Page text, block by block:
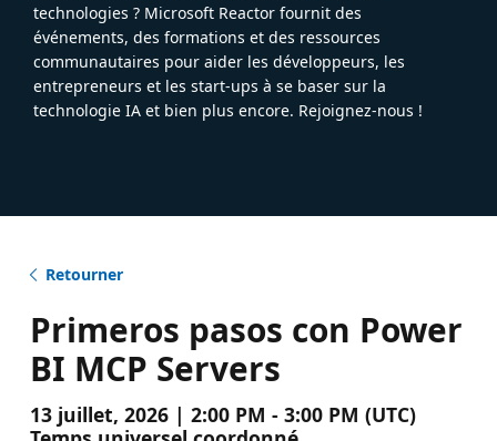
technologies ? Microsoft Reactor fournit des
événements, des formations et des ressources
communautaires pour aider les développeurs, les
entrepreneurs et les start-ups à se baser sur la
technologie IA et bien plus encore. Rejoignez-nous !
Retourner
Primeros pasos con Power
BI MCP Servers
13 juillet, 2026 | 2:00 PM - 3:00 PM (UTC)